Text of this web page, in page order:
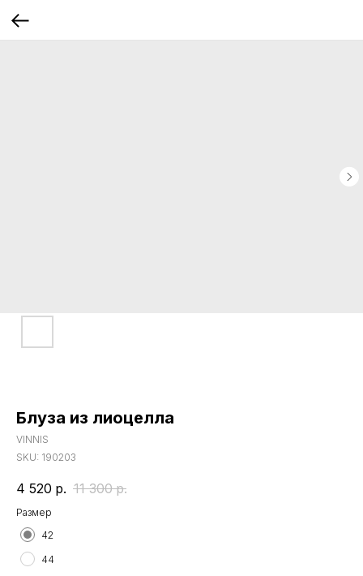
Блуза из лиоцелла
VINNIS
SKU: 190203
4 520 р. 11 300 р.
Размер
42
44